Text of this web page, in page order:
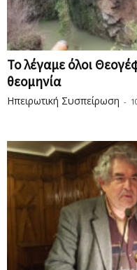
Το λέγαμε όλοι
θεομηνία
Ηπειρωτική Συσπείρωση -